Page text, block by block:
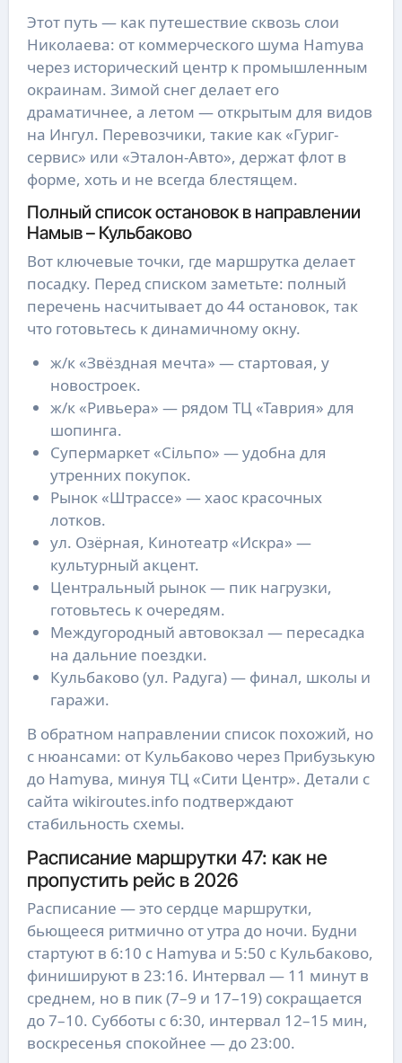
Этот путь — как путешествие сквозь слои
Николаева: от коммерческого шума Нamyва
через исторический центр к промышленным
окраинам. Зимой снег делает его
драматичнее, а летом — открытым для видов
на Ингул. Перевозчики, такие как «Гуриг-
сервис» или «Эталон-Авто», держат флот в
форме, хоть и не всегда блестящем.
Полный список остановок в направлении
Намыв – Кульбаково
Вот ключевые точки, где маршрутка делает
посадку. Перед списком заметьте: полный
перечень насчитывает до 44 остановок, так
что готовьтесь к динамичному окну.
ж/к «Звёздная мечта» — стартовая, у
новостроек.
ж/к «Ривьера» — рядом ТЦ «Таврия» для
шопинга.
Супермаркет «Сільпо» — удобна для
утренних покупок.
Рынок «Штрассе» — хаос красочных
лотков.
ул. Озёрная, Кинотеатр «Искра» —
культурный акцент.
Центральный рынок — пик нагрузки,
готовьтесь к очередям.
Междугородный автовокзал — пересадка
на дальние поездки.
Кульбаково (ул. Радуга) — финал, школы и
гаражи.
В обратном направлении список похожий, но
с нюансами: от Кульбаково через Прибузькую
до Нamyва, минуя ТЦ «Сити Центр». Детали с
сайта wikiroutes.info подтверждают
стабильность схемы.
Расписание маршрутки 47: как не
пропустить рейс в 2026
Расписание — это сердце маршрутки,
бьющееся ритмично от утра до ночи. Будни
стартуют в 6:10 с Нamyва и 5:50 с Кульбаково,
финишируют в 23:16. Интервал — 11 минут в
среднем, но в пик (7–9 и 17–19) сокращается
до 7–10. Субботы с 6:30, интервал 12–15 мин,
воскресенья спокойнее — до 23:00.